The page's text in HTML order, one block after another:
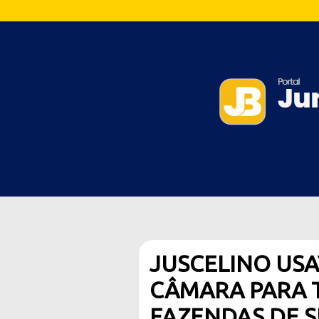
JUSCELINO
CÂMARA PARA